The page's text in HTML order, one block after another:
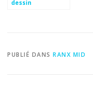
dessin
PUBLIÉ DANS RANX MID